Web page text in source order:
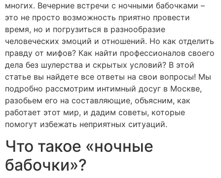
многих. Вечерние встречи с ночными бабочками –
это не просто возможность приятно провести
время, но и погрузиться в разнообразие
человеческих эмоций и отношений. Но как отделить
правду от мифов? Как найти профессионалов своего
дела без шулерства и скрытых условий? В этой
статье вы найдете все ответы на свои вопросы! Мы
подробно рассмотрим интимный досуг в Москве,
разобьем его на составляющие, объясним, как
работает этот мир, и дадим советы, которые
помогут избежать неприятных ситуаций.
Что такое «ночные
бабочки»?